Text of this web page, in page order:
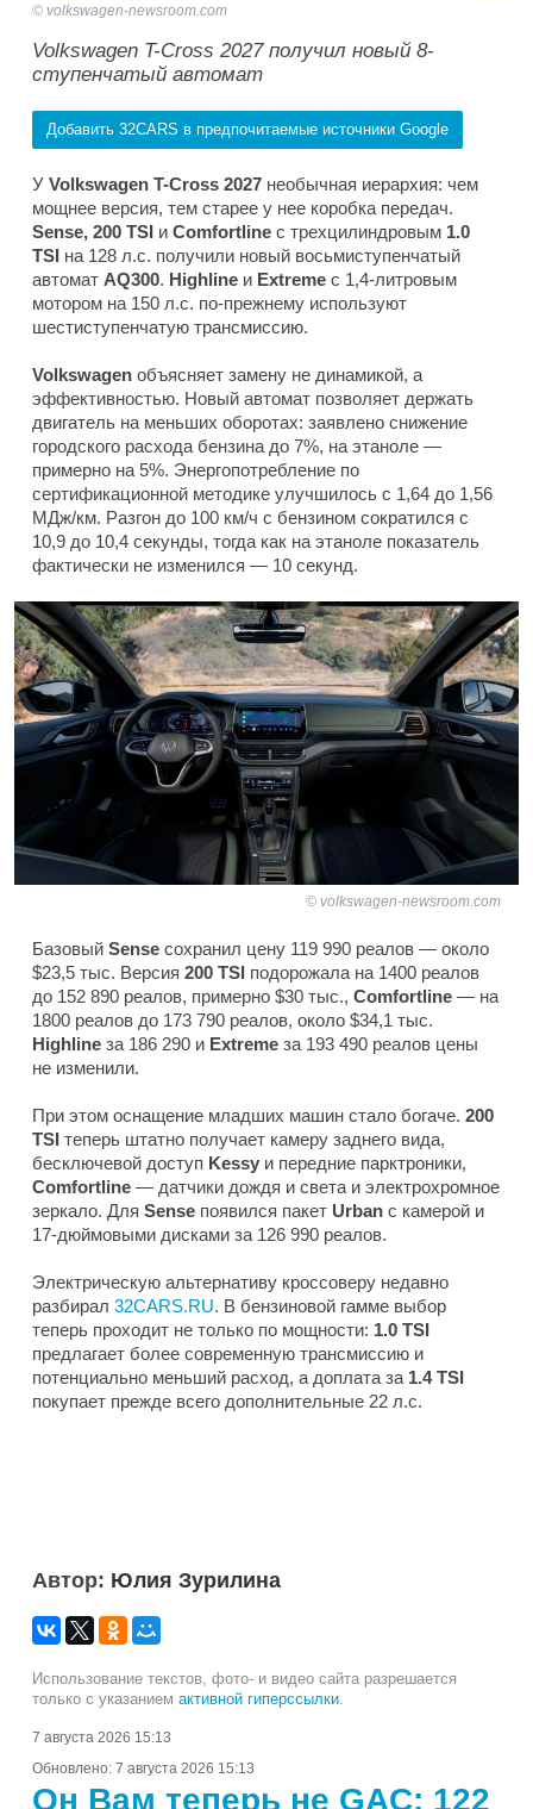
volkswagen-newsroom.com
Volkswagen T-Cross 2027 получил новый 8-
ступенчатый автомат
Добавить 32CARS в предпочитаемые источники Google
У Volkswagen T-Cross 2027 необычная иерархия: чем
мощнее версия, тем старее у нее коробка передач.
Sense, 200 TSI и Comfortline с трехцилиндровым 1.0
TSI на 128 л.с. получили новый восьмиступенчатый
автомат AQ300. Highline и Extreme с 1,4-литровым
мотором на 150 л.с. по-прежнему используют
шестиступенчатую трансмиссию.
Volkswagen объясняет замену не динамикой, а
эффективностью. Новый автомат позволяет держать
двигатель на меньших оборотах: заявлено снижение
городского расхода бензина до 7%, на этаноле —
примерно на 5%. Энергопотребление по
сертификационной методике улучшилось с 1,64 до 1,56
МДж/км. Разгон до 100 км/ч с бензином сократился с
10,9 до 10,4 секунды, тогда как на этаноле показатель
фактически не изменился — 10 секунд.
volkswagen-newsroom.com
Базовый Sense сохранил цену 119 990 реалов — около
$23,5 тыс. Версия 200 TSI подорожала на 1400 реалов
до 152 890 реалов, примерно $30 тыс., Comfortline — на
1800 реалов до 173 790 реалов, около $34,1 тыс.
Highline за 186 290 и Extreme за 193 490 реалов цены
не изменили.
При этом оснащение младших машин стало богаче. 200
TSI теперь штатно получает камеру заднего вида,
бесключевой доступ Kessy и передние парктроники,
Comfortline — датчики дождя и света и электрохромное
зеркало. Для Sense появился пакет Urban с камерой и
17-дюймовыми дисками за 126 990 реалов.
Электрическую альтернативу кроссоверу недавно
разбирал 32CARS.RU. В бензиновой гамме выбор
теперь проходит не только по мощности: 1.0 TSI
предлагает более современную трансмиссию и
потенциально меньший расход, а доплата за 1.4 TSI
покупает прежде всего дополнительные 22 л.с.
Автор: Юлия Зурилина
Использование текстов, фото- и видео сайта разрешается
только с указанием активной гиперссылки.
7 августа 2026 15:13
Обновлено: 7 августа 2026 15:13
Он Вам теперь не GAC: 122